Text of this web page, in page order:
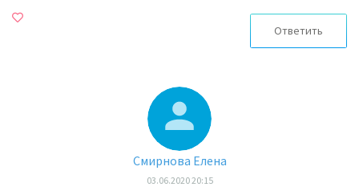
Ответить
Смирнова Елена
03.06.2020 20:15